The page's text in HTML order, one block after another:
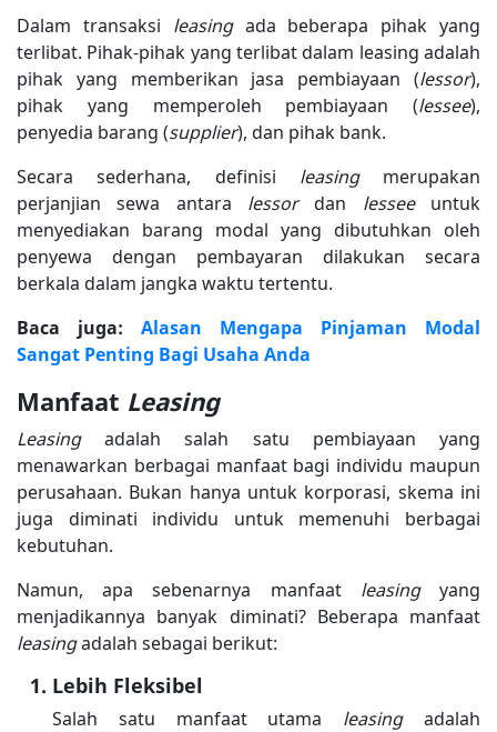
Dalam transaksi leasing ada beberapa pihak yang
terlibat. Pihak-pihak yang terlibat dalam leasing adalah
pihak yang memberikan jasa pembiayaan (lessor),
pihak yang memperoleh pembiayaan (lessee),
penyedia barang (supplier), dan pihak bank.
Secara sederhana, definisi leasing merupakan
perjanjian sewa antara lessordan lesseeuntuk
menyediakan barang modal yang dibutuhkan oleh
penyewa dengan pembayaran dilakukan secara
berkala dalam jangka waktu tertentu.
Baca juga: Alasan Mengapa Pinjaman Modal
Sangat Penting Bagi Usaha Anda
Manfaat Leasing
Leasingadalah salah satu pembiayaan yang
menawarkan berbagai manfaat bagi individu maupun
perusahaan. Bukan hanya untuk korporasi, skema ini
juga diminati individu untuk memenuhi berbagai
kebutuhan.
Namun, apa sebenarnya manfaat leasingyang
menjadikannya banyak diminati? Beberapa manfaat
leasingadalah sebagai berikut:
Lebih Fleksibel
Salah satu manfaat utama leasingadalah